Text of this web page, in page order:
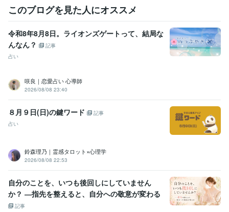
職歴
花蓮 2009年7月 ~ 現在
●●会社 1991年10月 ~ 1993年2月
●●医院 2000年11月 ~ 2004年11月
●●会社
大手電話占い会社 2014年6月 ~ 2015年3月
株式会社クラウドワークス
ビジネス・クリエイティブツール
Google ドキュメント:5年PowerPoint:3年Word:3年
STORES:1年
カラーミーショップ:15年
freee:6年勘定奉行:1年ChatGPT:1年
Canva:3年
このブログを見た人にオススメ
令和8年8月8日。ライオンズゲートって、結局な
んなん？
記事
占い
咲良｜恋愛占い 心導師
2026/08/08 23:40
８月９日(日)の鍵ワード
記事
占い
鈴森理乃｜霊感タロット×心理学
2026/08/08 22:53
自分のことを、いつも後回しにしていません
か？ ―指先を整えると、自分への敬意が変わる
記事